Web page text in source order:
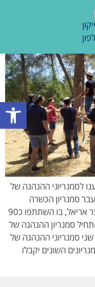
פתח
לסמנריוני ההנהגה של
סמנריון הכשרה
למנהיגות והובלה של סניפי תנועת הנוער אריאל, בו השתתפו כ90
סמנריון ההנהגה של
שני סמנריוני ההנהגה של
השונים יקבלו